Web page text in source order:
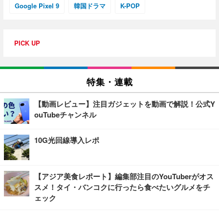
Google Pixel 9 韓国ドラマ K-POP
PICK UP
特集・連載
【動画レビュー】注目ガジェットを動画で解説！公式Y
ouTubeチャンネル
10G光回線導入レポ
【アジア美食レポート】編集部注目のYouTuberがオス
スメ！タイ・バンコクに行ったら食べたいグルメをチ
ェック